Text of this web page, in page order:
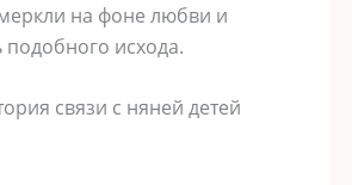
на фоне любви и
исхода.
связи с няней детей